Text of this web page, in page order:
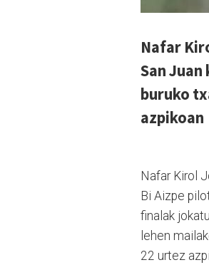
Nafar
San
buruko
azpikoan
Nafar Kirol
Bi Aizpe
finalak
lehen
22 urtez